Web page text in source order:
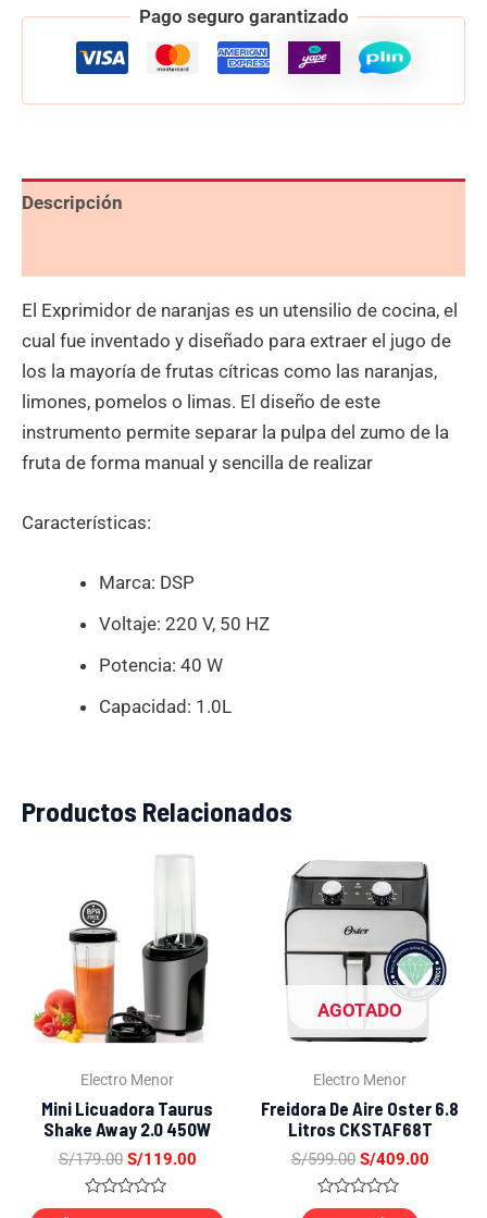
Pago seguro garantizado
Descripción
El Exprimidor de naranjas es un utensilio de cocina, el
cual fue inventado y diseñado para extraer el jugo de
los la mayoría de frutas cítricas como las naranjas,
limones, pomelos o limas. El diseño de este
instrumento permite separar la pulpa del zumo de la
fruta de forma manual y sencilla de realizar
Características:
Marca: DSP
Voltaje: 220 V, 50 HZ
Potencia: 40 W
Capacidad: 1.0L
Productos Relacionados
Electro Menor
Mini Licuadora Taurus
Shake Away 2.0 450W
S/179.00
S/179.00.
S/119.00
S/119.00.
Valorado
AGOTADO
Electro Menor
Freidora De Aire Oster 6.8
Litros CKSTAF68T
S/599.00
precio
original
era:
S/599.00.
S/409.00
precio
es:
S/
Valorado